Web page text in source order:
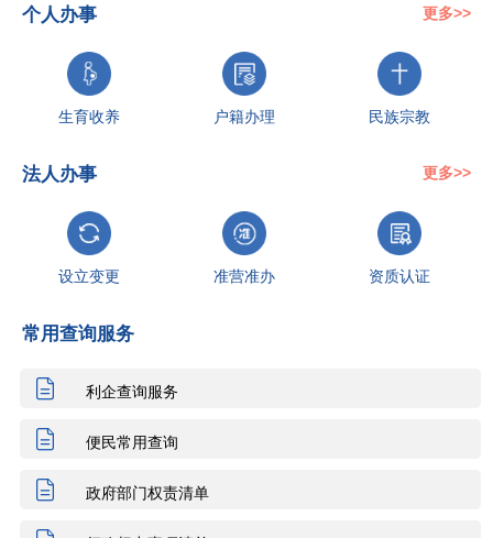
个人办事 更多>>
生育收养 户籍办理 民族宗教
教育科研 就业创业 设立变更
准营准办
法人办事 更多>>
设立变更 准营准办 资质认证
年检年审
社会保障
常用查询服务
利企查询服务
便民常用查询
政府部门权责清单